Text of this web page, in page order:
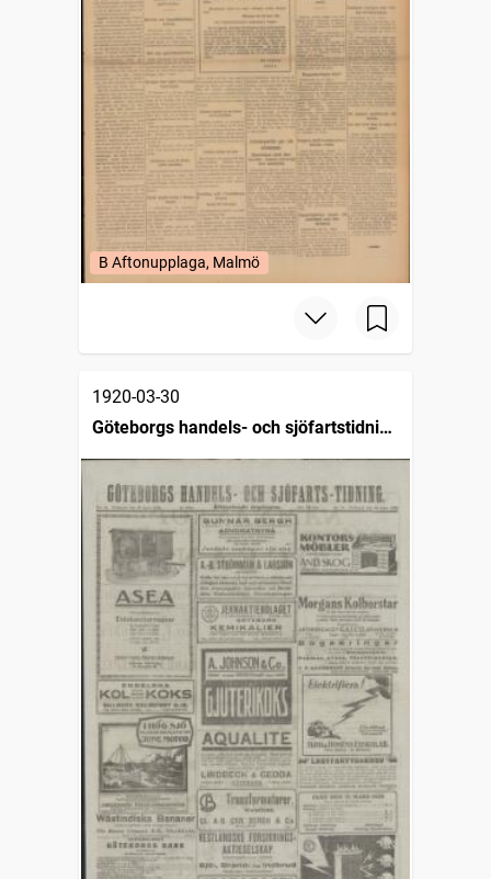
B Aftonupplaga, Malmö
1920-03-30
Göteborgs handels- och sjöfartstidning
(1832)